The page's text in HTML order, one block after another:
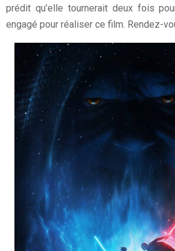
prédit qu’elle tournerait deux fois
engagé pour réaliser ce film. Rendez-